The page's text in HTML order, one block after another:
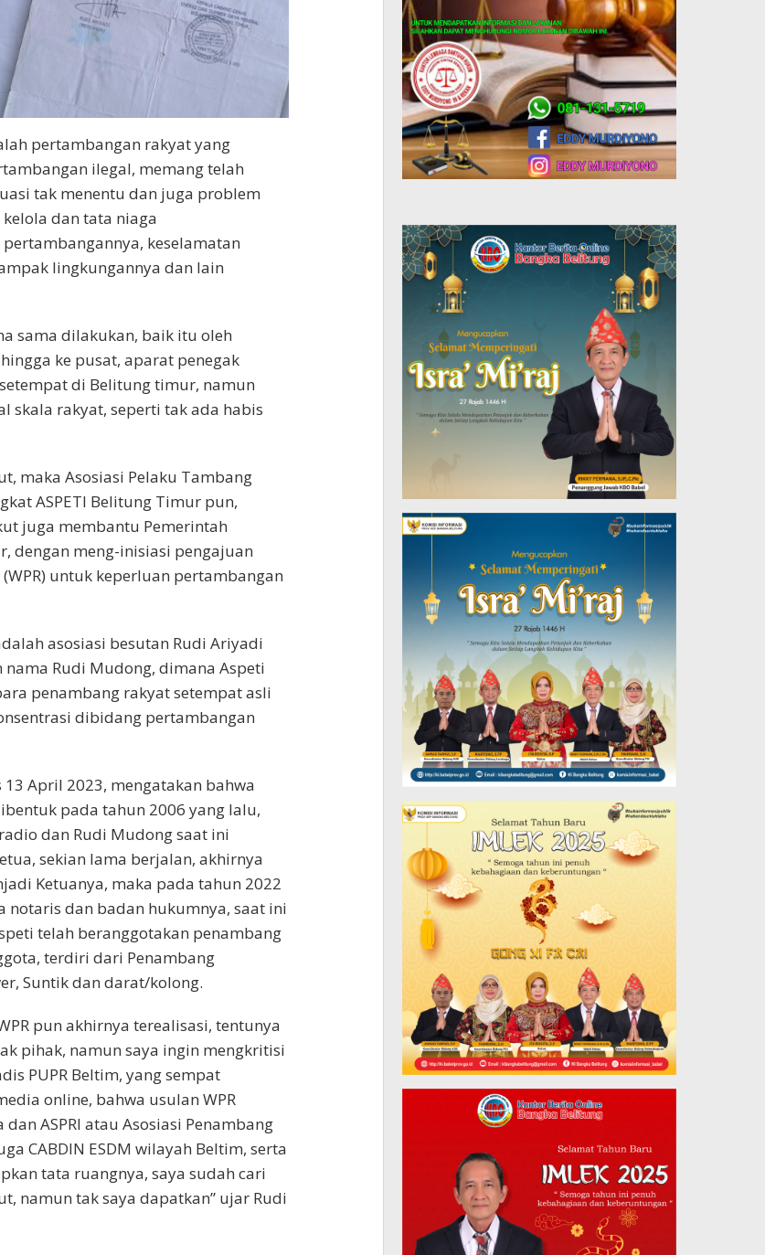
pertambangan rakyat yang
ilegal, memang telah
tak menentu dan juga problem
dan tata niaga
keselamatan
lingkungannya dan lain
sama dilakukan, baik itu oleh
ke pusat, aparat penegak
di Belitung timur, namun
skala rakyat, seperti tak ada habis
maka Asosiasi Pelaku Tambang
ASPETI Belitung Timur pun,
juga membantu Pemerintah
dengan meng-inisiasi pengajuan
untuk keperluan pertambangan
asosiasi besutan Rudi Ariyadi
Rudi Mudong, dimana Aspeti
penambang rakyat setempat asli
dibidang pertambangan
April 2023, mengatakan bahwa
pada tahun 2006 yang lalu,
dan Rudi Mudong saat ini
sekian lama berjalan, akhirnya
Ketuanya, maka pada tahun 2022
notaris dan badan hukumnya, saat ini
telah beranggotakan penambang
terdiri dari Penambang
Suntik dan darat/kolong.
pun akhirnya terealisasi, tentunya
pihak, namun saya ingin mengkritisi
PUPR Beltim, yang sempat
online, bahwa usulan WPR
ASPRI atau Asosiasi Penambang
CABDIN ESDM wilayah Beltim, serta
tata ruangnya, saya sudah cari
namun tak saya dapatkan” ujar Rudi